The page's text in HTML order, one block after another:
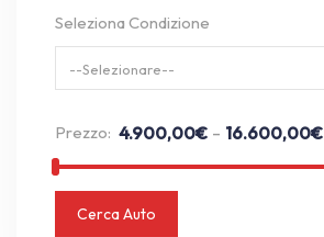
Seleziona Condizione
--Selezionare--
Prezzo: 4.900,00€ - 16.600,00€
Cerca Auto